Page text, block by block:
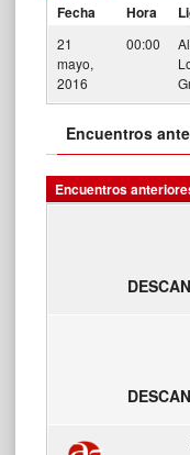
Fecha
Hora
21
mayo,
2016
00:00
Encuentros
Encuentros